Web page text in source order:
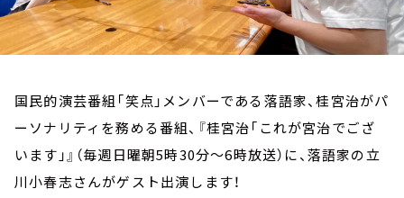
国民的演芸番組「笑点」メンバーである落語家、桂宮治がパ
ーソナリティを務める番組、『桂宮治「これが宮治でござ
います」』（毎週日曜朝5時30分～6時放送）に、落語家の立
川小春志さんがゲスト出演します！